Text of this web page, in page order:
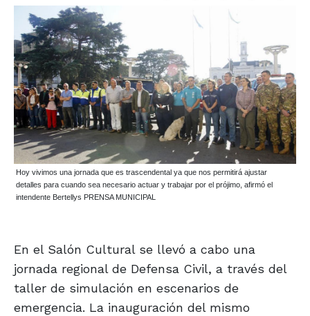
Hoy vivimos una jornada que es trascendental ya que nos permitirá ajustar
detalles para cuando sea necesario actuar y trabajar por el prójimo, afirmó el
intendente Bertellys PRENSA MUNICIPAL
En el Salón Cultural se llevó a cabo una
jornada regional de Defensa Civil, a través del
taller de simulación en escenarios de
emergencia. La inauguración del mismo